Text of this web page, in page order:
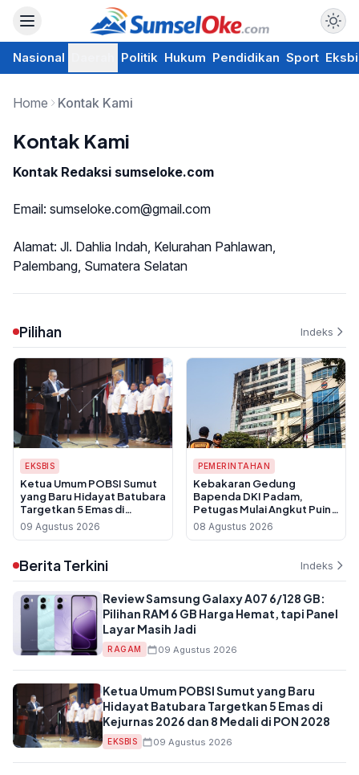
Nasional Politik Hukum Pendidikan Sport
Home Kontak Kami
Kontak Kami
Kontak Redaksi sumseloke.com
Email: sumseloke.com@gmail.com
Alamat: Jl. Dahlia Indah, Kelurahan Pahlawan,
Palembang, Sumatera Selatan
Pilihan Indeks
EKSBIS
Ketua Umum POBSI Sumut
yang Baru Hidayat Batubara
Targetkan 5 Emas di
Kejurnas 2026 dan 8 Medali
di PON 2028
09 Agustus 2026
PEMERINTAHAN
Kebakaran Gedung
Bapenda DKI Padam,
Petugas Mulai Angkut Puing
dan Data Pajak Dipastikan
Aman
08 Agustus 2026
Berita Terkini Indeks
Review Samsung Galaxy A07 6/128 GB:
Pilihan RAM 6 GB Harga Hemat, tapi Panel
Layar Masih Jadi
RAGAM 09 Agustus 2026
Ketua Umum POBSI Sumut yang Baru
Hidayat Batubara Targetkan 5 Emas di
Kejurnas 2026 dan 8 Medali di PON 2028
EKSBIS 09 Agustus 2026